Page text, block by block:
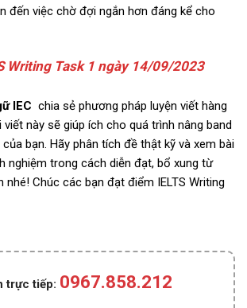
đến việc chờ đợi ngắn hơn đáng kể cho
Writing Task 1 ngày 14/09/2023
IEC chia sẻ phương pháp luyện viết hàng
viết này sẽ giúp ích cho quá trình nâng band
của bạn. Hãy phân tích đề thật kỹ và xem bài
nghiệm trong cách diễn đạt, bổ xung từ
nhé! Chúc các bạn đạt điểm IELTS Writing
trực tiếp: 0967.858.212